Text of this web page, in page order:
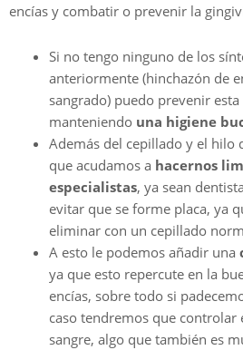
encías y combatir o prevenir la
Si no tengo ninguno de los
anteriormente (hinchazón de
sangrado) puedo prevenir
manteniendo una higiene
Además del cepillado y el hilo
que acudamos a hacernos
especialistas, ya sean
evitar que se forme placa, ya
eliminar con un cepillado
A esto le podemos añadir una
ya que esto repercute en la
encías, sobre todo si
caso tendremos que controlar
sangre, algo que también es